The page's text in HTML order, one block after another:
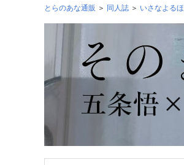
とらのあな通販 同人誌 いさなよるほ